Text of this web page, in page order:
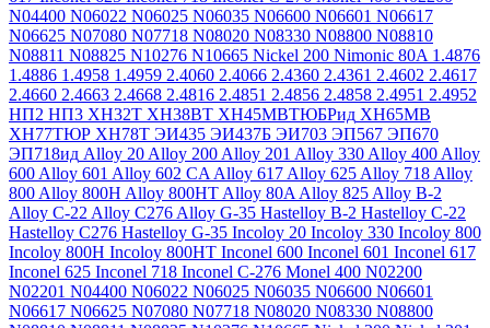
N04400 N06022 N06025 N06035 N06600 N06601 N06617
N06625 N07080 N07718 N08020 N08330 N08800 N08810
N08811 N08825 N10276 N10665 Nickel 200 Nimonic 80A 1.4876
1.4886 1.4958 1.4959 2.4060 2.4066 2.4360 2.4361 2.4602 2.4617
2.4660 2.4663 2.4668 2.4816 2.4851 2.4856 2.4858 2.4951 2.4952
НП2 НП3 ХН32Т ХН38ВТ ХН45МВТЮБРид ХН65МВ
ХН77ТЮР ХН78Т ЭИ435 ЭИ437Б ЭИ703 ЭП567 ЭП670
ЭП718ид Alloy 20 Alloy 200 Alloy 201 Alloy 330 Alloy 400 Alloy
600 Alloy 601 Alloy 602 CA Alloy 617 Alloy 625 Alloy 718 Alloy
800 Alloy 800H Alloy 800HT Alloy 80A Alloy 825 Alloy B-2
Alloy C-22 Alloy C276 Alloy G-35 Hastelloy B-2 Hastelloy C-22
Hastelloy C276 Hastelloy G-35 Incoloy 20 Incoloy 330 Incoloy 800
Incoloy 800H Incoloy 800HT Inconel 600 Inconel 601 Inconel 617
Inconel 625 Inconel 718 Inconel C-276 Monel 400 N02200
N02201 N04400 N06022 N06025 N06035 N06600 N06601
N06617 N06625 N07080 N07718 N08020 N08330 N08800